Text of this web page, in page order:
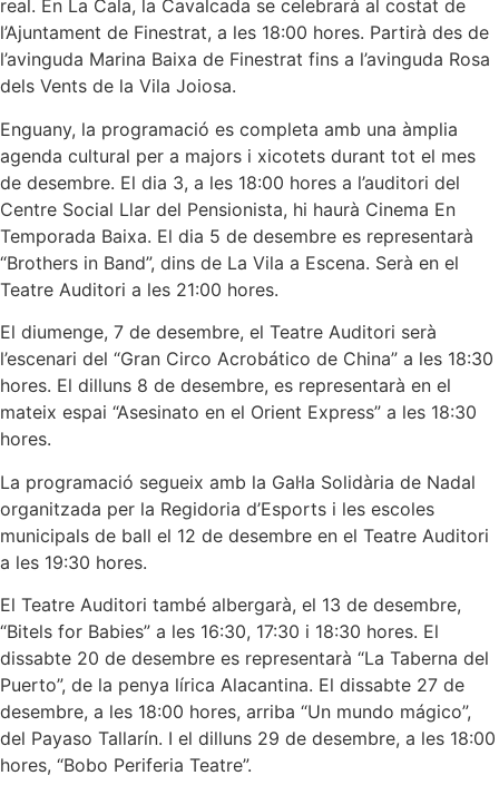
real. En La Cala, la Cavalcada se celebrarà al costat de
l’Ajuntament de Finestrat, a les 18:00 hores. Partirà des de
l’avinguda Marina Baixa de Finestrat fins a l’avinguda Rosa
dels Vents de la Vila Joiosa.
Enguany, la programació es completa amb una àmplia
agenda cultural per a majors i xicotets durant tot el mes
de desembre. El dia 3, a les 18:00 hores a l’auditori del
Centre Social Llar del Pensionista, hi haurà Cinema En
Temporada Baixa. El dia 5 de desembre es representarà
“Brothers in Band”, dins de La Vila a Escena. Serà en el
Teatre Auditori a les 21:00 hores.
El diumenge, 7 de desembre, el Teatre Auditori serà
l’escenari del “Gran Circo Acrobático de China” a les 18:30
hores. El dilluns 8 de desembre, es representarà en el
mateix espai “Asesinato en el Orient Express” a les 18:30
hores.
La programació segueix amb la Gal·la Solidària de Nadal
organitzada per la Regidoria d’Esports i les escoles
municipals de ball el 12 de desembre en el Teatre Auditori
a les 19:30 hores.
El Teatre Auditori també albergarà, el 13 de desembre,
“Bitels for Babies” a les 16:30, 17:30 i 18:30 hores. El
dissabte 20 de desembre es representarà “La Taberna del
Puerto”, de la penya lírica Alacantina. El dissabte 27 de
desembre, a les 18:00 hores, arriba “Un mundo mágico”,
del Payaso Tallarín. I el dilluns 29 de desembre, a les 18:00
hores, “Bobo Periferia Teatre”.